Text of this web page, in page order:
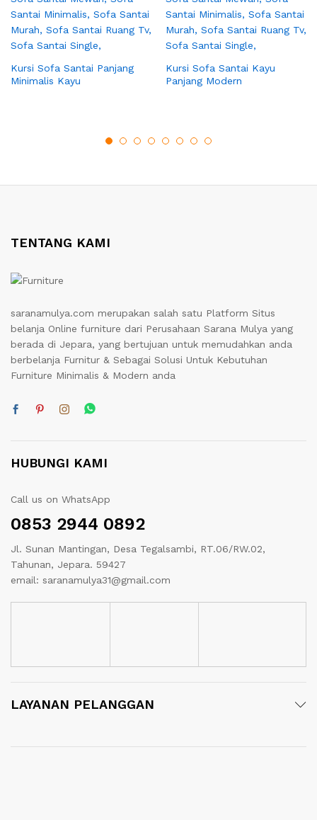
Kursi Sofa Santai Panjang
Minimalis Kayu
Kursi Sofa Santai Kayu
Panjang Modern
TENTANG KAMI
saranamulya.com merupakan salah satu Platform Situs
belanja Online furniture dari Perusahaan Sarana Mulya yang
berada di Jepara, yang bertujuan untuk memudahkan anda
berbelanja Furnitur & Sebagai Solusi Untuk Kebutuhan
Furniture Minimalis & Modern anda
HUBUNGI KAMI
Call us on WhatsApp
0853 2944 0892
Jl. Sunan Mantingan, Desa Tegalsambi, RT.06/RW.02,
Tahunan, Jepara. 59427
email: saranamulya31@gmail.com
LAYANAN PELANGGAN